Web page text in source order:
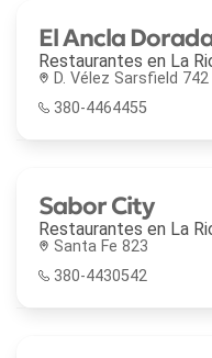
El Ancla
Restaurantes en La
D. Vélez Sarsfield 742
380-4464455
Sabor City
Restaurantes en La
Santa Fe 823
380-4430542